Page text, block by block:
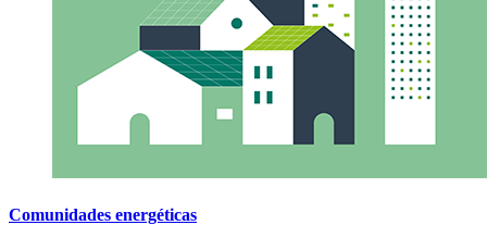
Comunidades energéticas